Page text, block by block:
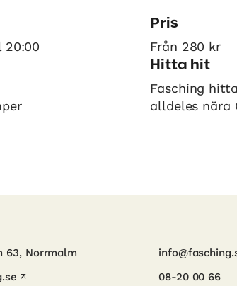
20:00
Pris
Från 280 kr
Hitta hit
Fasching
alldeles nära
63, Norrmalm
08-20 00 66